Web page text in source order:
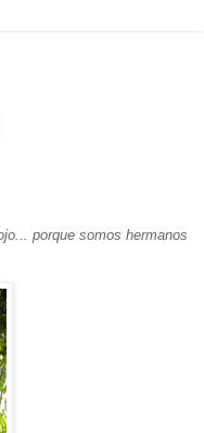
porque somos hermanos